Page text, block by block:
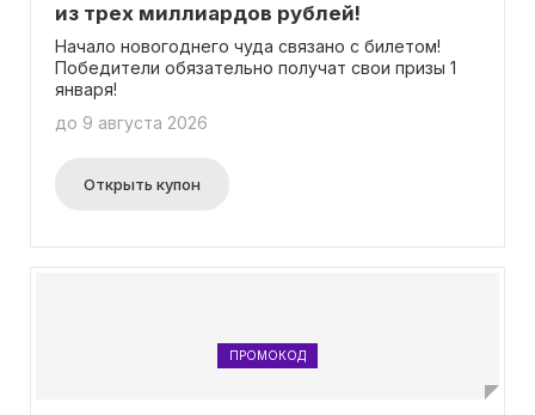
из трех миллиардов рублей!
Начало новогоднего чуда связано с билетом!
Победители обязательно получат свои призы 1
января!
до 9 августа 2026
Открыть купон
ПРОМОКОД